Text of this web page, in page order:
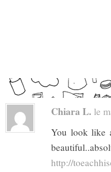
Chiara L. le
You look like
http://